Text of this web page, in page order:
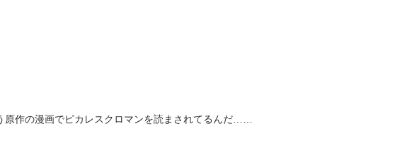
作の漫画でピカレスクロマンを読まされてるんだ……